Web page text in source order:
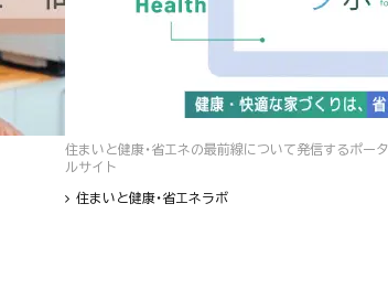
住まいと健康・省エネの最前線について発信するポータ
ルサイト
住まいと健康・省エネラボ